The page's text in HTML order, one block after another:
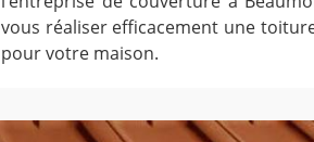
vous réaliser efficacement une
pour votre maison.